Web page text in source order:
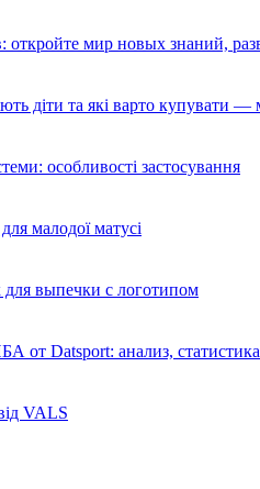
откройте мир новых знаний,
діти та які варто купувати —
особливості застосування
малодої матусі
выпечки с логотипом
от Datsport: анализ,
VALS